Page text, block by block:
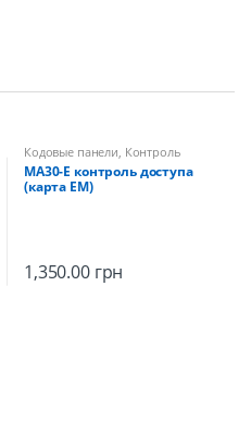
Кодовые панели, Контроль
доступа
MA30-E контроль доступа
(карта EM)
1,350.00грн